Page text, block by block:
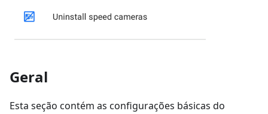
Geral
Esta seção contém as configurações básicas do